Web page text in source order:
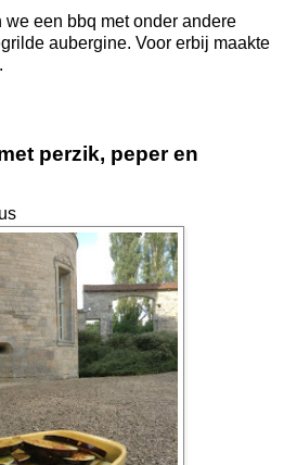
we een bbq met onder andere
aubergine. Voor erbij maakte
perzik, peper en